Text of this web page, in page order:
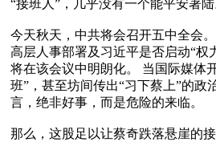
“接班人”，几乎没有一个能平安著陆
今天秋天，中共将会召开五中全会
高层人事部署及习近平是否启动“权
将在该会议中明朗化。 当国际媒体
班”，甚至坊间传出“习下蔡上”的政
言，绝非好事，而是危险的来临。
那么，这股足以让蔡奇跌落悬崖的